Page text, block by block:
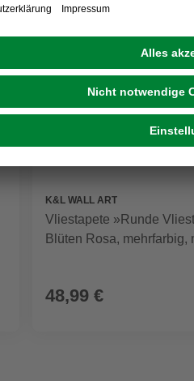
K&L WALL ART
Vliestapete »Runde
Blüten Rosa, mehrfarbig,
48,99 €